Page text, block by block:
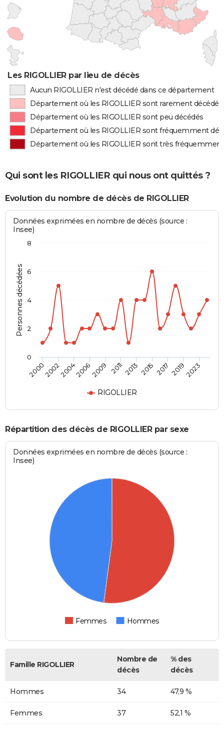
Les RIGOLLIER par lieu de décès
Aucun RIGOLLIER n'est décédé dans ce département
Département où les RIGOLLIER sont rarement décédés
Département où les RIGOLLIER sont peu décédés
Département où les RIGOLLIER sont fréquemment
Département où les RIGOLLIER sont très
Qui sont les RIGOLLIER qui nous ont quittés ?
Evolution du nombre de décès de RIGOLLIER
Personnes décédées
Données exprimées en nombre de décès (source :
Insee)
RIGOLLIER
20002002200420062009 20112013 2015 2017 20192023
0
2
4
6
8
Répartition des décès de RIGOLLIER par sexe
Données exprimées en nombre de décès (source :
Insee)
Femmes Hommes
Famille RIGOLLIER
Nombre de
décès
% des
décès
Hommes 34 47,9 %
Femmes 37 52,1 %